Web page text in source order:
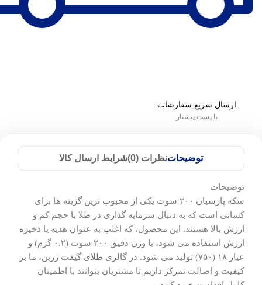
ارسال سریع سفارشات
با پست پیشتاز
توضیحاتنظرات (0) شرایط ارسال کالا
توضیحات
سکه پارسیان ۲۰۰ سوت یکی از محبوب ترین گزینه ها برای
کسانی است که به دنبال سرمایه گذاری در طلا با حجم کم و
ارزش بالا هستند. این محصول، که اغلب به عنوان هدیه یا ذخیره
ارزش استفاده می شود، با وزن دقیق ۲۰۰ سوت (۰.۲ گرم) و
عیار ۱۸ (۷۵۰) تولید می شود. در گالری طلای گیفت زرین، ما بر
کیفیت و اصالت تمرکز داریم تا مشتریان بتوانند با اطمینان